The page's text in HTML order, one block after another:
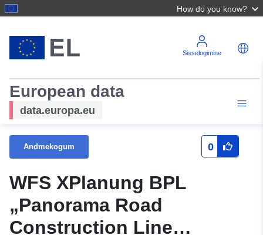
How do you know?
Sisselogimine
European data
data.europa.eu
Andmekogum 0
WFS XPlanung BPL
„Panorama Road
Construction Line